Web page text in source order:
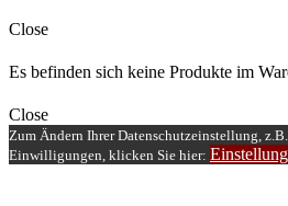
Close
Es befinden sich keine Produkte im
Close
Zum Ändern Ihrer Datenschutzeinstellung,
Einwilligungen, klicken Sie hier: